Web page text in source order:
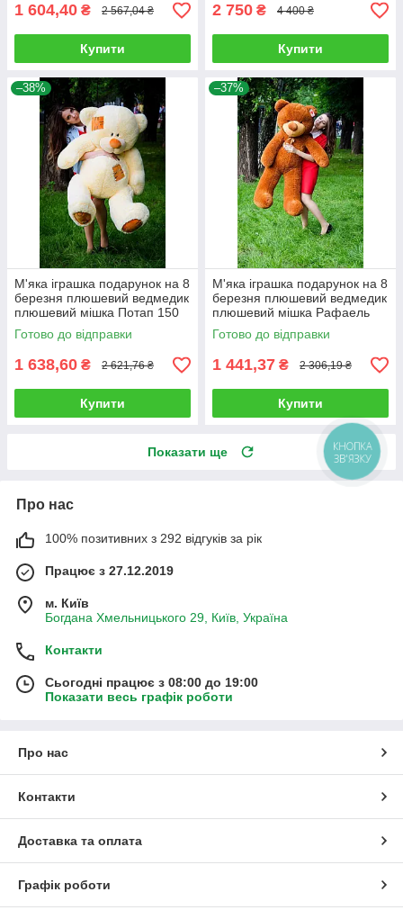
1 604,40 ₴ 2 567,04 ₴
Купити
2 750 ₴ 4 400 ₴
Купити
–38%
М'яка іграшка подарунок на 8
березня плюшевий ведмедик
плюшевий мішка Потап 150
см Кремовий
Готово до відправки
1 638,60 ₴ 2 621,76 ₴
Купити
–37%
М'яка іграшка подарунок на 8
березня плюшевий ведмедик
плюшевий мішка Рафаель
140 см Коричневий
Готово до відправки
1 441,37 ₴ 2 306,19 ₴
Купити
Показати ще
Про нас
100% позитивних з 292 відгуків за рік
Працює з 27.12.2019
м. Київ
Богдана Хмельницького 29, Київ, Україна
Контакти
Сьогодні працює з 08:00 до 19:00
Показати весь графік роботи
Про нас
Контакти
Доставка та оплата
Графік роботи